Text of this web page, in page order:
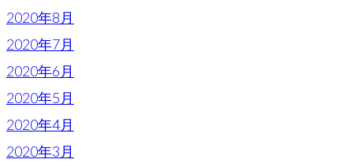
2020年8月
2020年7月
2020年6月
2020年5月
2020年4月
2020年3月